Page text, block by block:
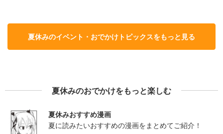
夏休みのイベント・おでかけトピックスをもっと見る
夏休みのおでかけをもっと楽しむ
夏休みおすすめ漫画
夏に読みたいおすすめの漫画をまとめてご紹介！